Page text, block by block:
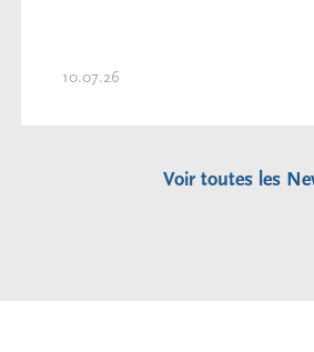
10.07.26
Voir toutes les